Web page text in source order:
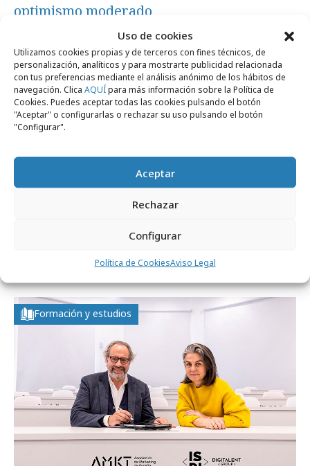
Uso de cookies
Utilizamos cookies propias y de terceros con fines técnicos, de
personalización, analíticos y para mostrarte publicidad relacionada
con tus preferencias mediante el análisis anónimo de los hábitos de
navegación. Clica AQUÍpara más información sobre la Política de
Cookies. Puedes aceptar todas las cookies pulsando el botón
"Aceptar" o configurarlas o rechazar su uso pulsando el botón
"Configurar".
Aceptar
Rechazar
Configurar
Política de CookiesAviso Legal
optimismo moderado
Festivales y premios
de Marketing 2026
Formación y estudios